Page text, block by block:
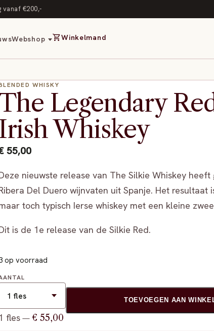
€200,-
Webshop shopping_cartWinkelmand
WHISKY
Legendary
Irish Whiskey
55,00
nieuwste release van The Silkie Whiskey heeft
Del Duero wijnvaten uit Spanje. Het resultaat
toch typisch Ierse whiskey met een kleine
is de 1e release van de Silkie Red.
op voorraad
fles — € 55,00
TOEVOEGEN AAN